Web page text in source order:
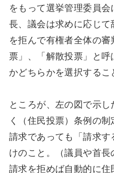
をもって選挙管理委員
長、議会は求めに応じ
を拒んで有権者全体の
票」、「解散投票」と呼
かどちらかを選択するこ
ところが、左の図で示
く（住民投票）条例の
請求であっても「請求
けのこと。（議員や首長
請求を拒めば自動的に